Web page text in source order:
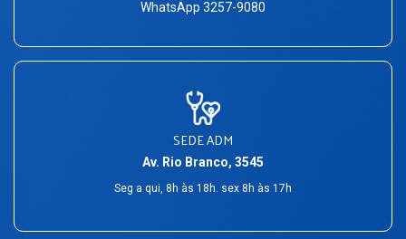
WhatsApp 3257-9080
SEDE ADM
Av. Rio Branco, 3545
Seg a qui, 8h às 18h. sex 8h às 17h